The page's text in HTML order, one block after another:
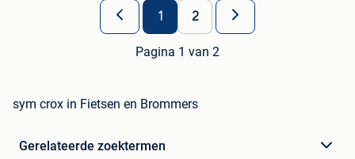
1 2
Pagina 1 van 2
sym crox in Fietsen en Brommers
Gerelateerde zoektermen